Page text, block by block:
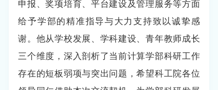
申报、奖项培育、平台建设及管理服务等方面
给予学部的精准指导与大力支持致以诚挚感
谢。他从学校发展、学科建设、青年教师成长
三个维度，深入剖析了当前计算学部科研工作
存在的短板弱项与突出问题，希望科工院各位